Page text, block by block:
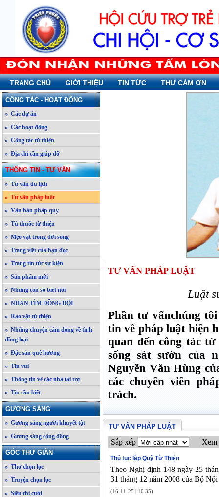
TRANG CHỦ GIỚI THIỆU TIN TỨC THƯ CẢM ƠN
CÔNG TÁC - HOẠT ĐỘNG
» Các dự án
» Các hoạt động
» Công tác từ thiện
» Địa chỉ cần giúp đỡ
THÔNG TIN - TƯ VẤN
» Tư vấn du lịch
» Tư vấn pháp luật
» Văn bản pháp quy
» Tủ thuốc từ thiện
» Mẹo vặt trong đời sống
» Trang viết của bạn đọc
» Trang tin tức sự kiện
» Sản phẩm mới
» Những con số biết nói
» NHẮN TÌM ĐỒNG ĐỘI
» Rao vặt từ thiện
» Những chuyện cảm động về tình
đồng loại
» Đặc sản quê hương
» Tin vui
» Thông tin về các nhà tài trợ
» Tin cần biết
GƯƠNG SÁNG
» Gương sáng người khuyết tật
» Gương sáng cộng đồng
GÓC THƯ GIÃN
» Thơ chọn lọc
» Truyện chọn lọc
» Siêu thị cười
TƯ VẤN PHÁP LUẬT
Luật
Phần tư vấnchúng
tin về pháp luật hiện
quan đến công tác
sống sát sườn của
Nguyễn Văn Hùng
các chuyên viên
trách.
TƯ VẤN PHÁP LUẬT
Sắp xếp Xem
Thủ tục lập Quỹ Từ Thiện
Theo Nghị định 148 ngày 25
31 tháng 12 năm 2008 của Bộ
(16-11-25 | 10:35)